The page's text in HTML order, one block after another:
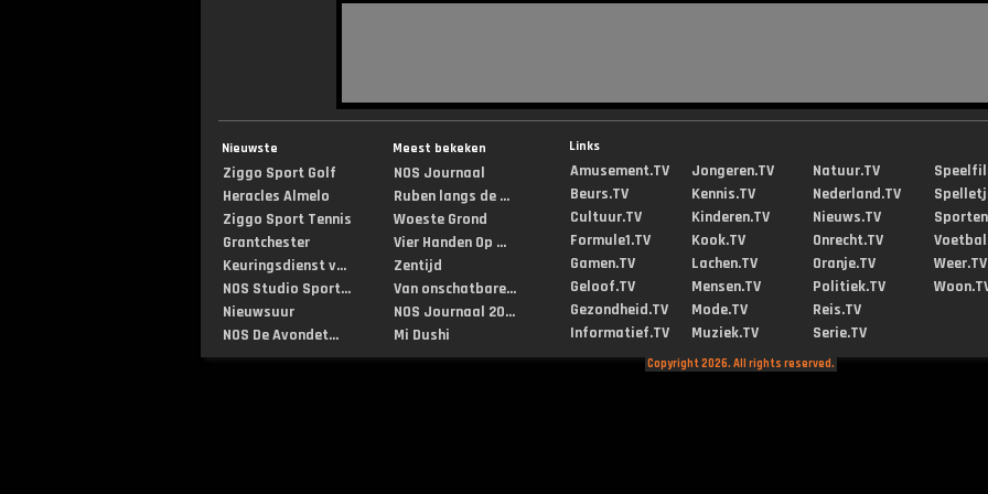
Nieuwste
Ziggo Sport Golf
Heracles Almelo
Ziggo Sport Tennis
Grantchester
Keuringsdienst v...
NOS Studio Sport...
Nieuwsuur
NOS De Avondet...
Meest bekeken
NOS Journaal
Ruben langs de ...
Woeste Grond
Vier Handen Op ...
Zentijd
Van onschatbare...
NOS Journaal 20...
Mi Dushi
Links
Amusement.TV
Beurs.TV
Cultuur.TV
Formule1.TV
Gamen.TV
Geloof.TV
Gezondheid.TV
Informatief.TV
Jongeren.TV
Kennis.TV
Kinderen.TV
Kook.TV
Lachen.TV
Mensen.TV
Mode.TV
Muziek.TV
Natuur.TV
Nederland.TV
Nieuws.TV
Onrecht.TV
Oranje.TV
Politiek.TV
Reis.TV
Serie.TV
Weer.TV
Copyright 2026. All rights reserved.